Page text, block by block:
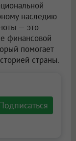
наследию
— это
финансовой
помогает
страны.